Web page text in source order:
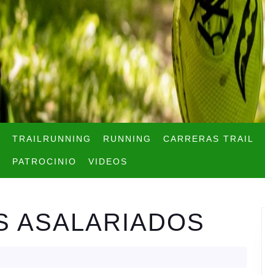
TRAILRUNNING RUNNING CARRERAS TRAIL
PATROCINIO VIDEOS
ASALARIADOS